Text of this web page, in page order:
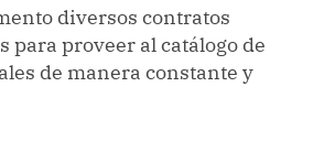
diversos contratos
proveer al catálogo de
de manera constante y